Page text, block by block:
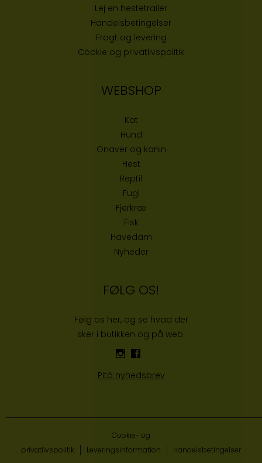
Lej en hestetrailer
Handelsbetingelser
Fragt og levering
Cookie og privatlivspolitik
WEBSHOP
Kat
Hund
Gnaver og kanin
Hest
Reptil
Fugl
Fjerkræ
Fisk
Havedam
Nyheder
FØLG OS!
Følg os her, og se hvad der
sker i butikken og på web:
Pitó nyhedsbrev
Cookie- og
privatlivspolitik
Leveringsinformation Handelsbetingelser